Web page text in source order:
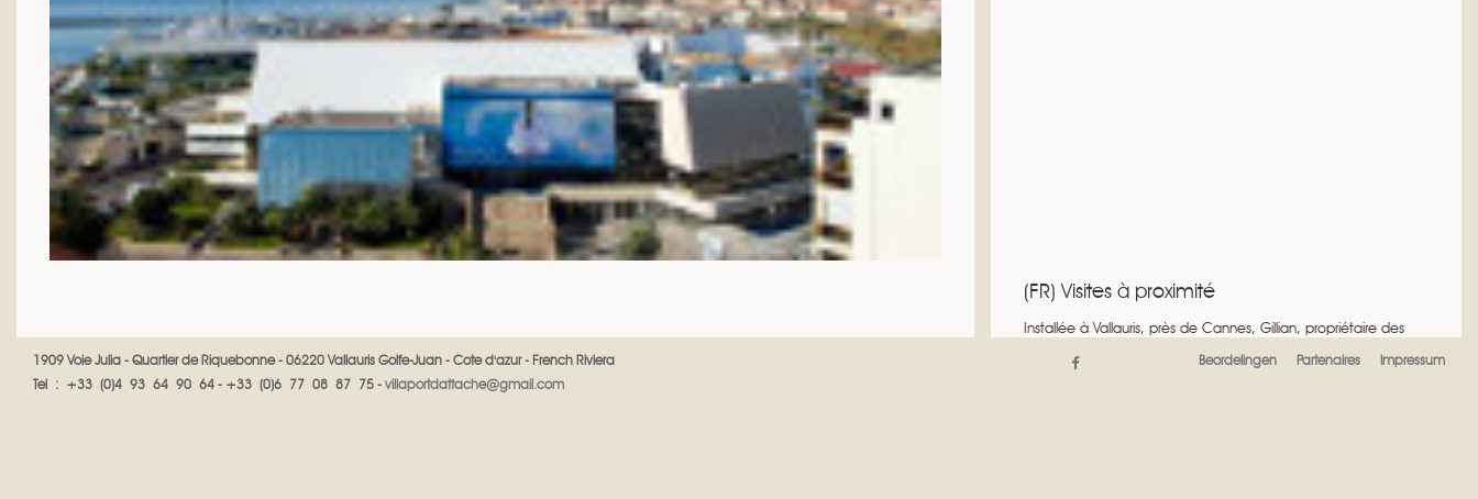
(FR) Visites à proximité
Installée à Vallauris, près de Cannes, Gillian, propriétaire des
appartements d'Antibes et de Juan les Pins donne à ses futurs
1909 Voie Julia - Quartier de Riquebonne - 06220 Vallauris Golfe-Juan - Cote d'azur - French Riviera
Tel : +33 (0)4 93 64 90 64 - +33 (0)6 77 08 87 75 - villaportdattache@gmail.com
Beordelingen Partenaires Impressum